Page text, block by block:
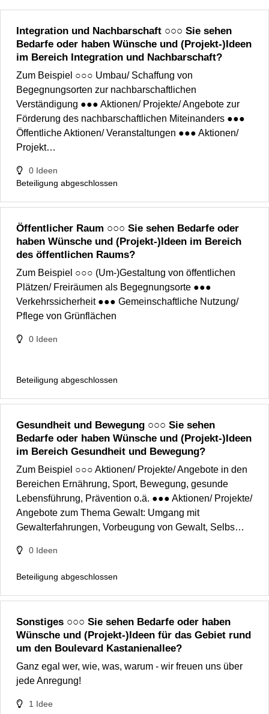
Integration und Nachbarschaft ○○○ Sie sehen
Bedarfe oder haben Wünsche und (Projekt-)Ideen
im Bereich Integration und Nachbarschaft?
Zum Beispiel ○○○ Umbau/ Schaffung von
Begegnungsorten zur nachbarschaftlichen
Verständigung ●●● Aktionen/ Projekte/ Angebote zur
Förderung des nachbarschaftlichen Miteinanders ●●●
Öffentliche Aktionen/ Veranstaltungen ●●● Aktionen/
Projekt…
0 Ideen
Beteiligung abgeschlossen
Öffentlicher Raum ○○○ Sie sehen Bedarfe oder
haben Wünsche und (Projekt-)Ideen im Bereich
des öffentlichen Raums?
Zum Beispiel ○○○ (Um-)Gestaltung von öffentlichen
Plätzen/ Freiräumen als Begegnungsorte ●●●
Verkehrssicherheit ●●● Gemeinschaftliche Nutzung/
Pflege von Grünflächen
0 Ideen
Beteiligung abgeschlossen
Gesundheit und Bewegung ○○○ Sie sehen
Bedarfe oder haben Wünsche und (Projekt-)Ideen
im Bereich Gesundheit und Bewegung?
Zum Beispiel ○○○ Aktionen/ Projekte/ Angebote in den
Bereichen Ernährung, Sport, Bewegung, gesunde
Lebensführung, Prävention o.ä. ●●● Aktionen/ Projekte/
Angebote zum Thema Gewalt: Umgang mit
Gewalterfahrungen, Vorbeugung von Gewalt, Selbs…
0 Ideen
Beteiligung abgeschlossen
Sonstiges ○○○ Sie sehen Bedarfe oder haben
Wünsche und (Projekt-)Ideen für das Gebiet rund
um den Boulevard Kastanienallee?
Ganz egal wer, wie, was, warum - wir freuen uns über
jede Anregung!
1 Idee